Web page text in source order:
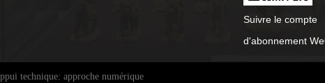
Suivre le compte
d'abonnement
technique: approche numérique